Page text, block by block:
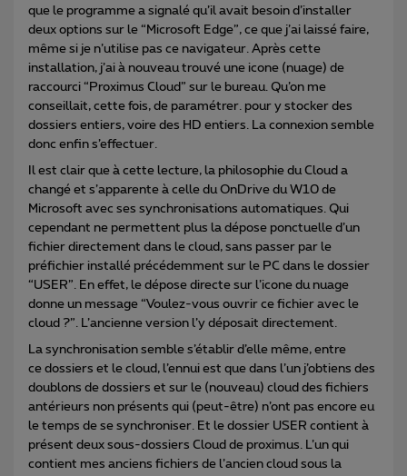
que le programme a signalé qu’il avait besoin d’installer
deux options sur le “Microsoft Edge”, ce que j’ai laissé faire,
même si je n’utilise pas ce navigateur. Après cette
installation, j’ai à nouveau trouvé une icone (nuage) de
raccourci “Proximus Cloud” sur le bureau. Qu’on me
conseillait, cette fois, de paramétrer. pour y stocker des
dossiers entiers, voire des HD entiers. La connexion semble
donc enfin s’effectuer.
Il est clair que à cette lecture, la philosophie du Cloud a
changé et s’apparente à celle du OnDrive du W10 de
Microsoft avec ses synchronisations automatiques. Qui
cependant ne permettent plus la dépose ponctuelle d’un
fichier directement dans le cloud, sans passer par le
préfichier installé précédemment sur le PC dans le dossier
“USER”. En effet, le dépose directe sur l’icone du nuage
donne un message “Voulez-vous ouvrir ce fichier avec le
cloud ?”. L’ancienne version l’y déposait directement.
La synchronisation semble s’établir d’elle même, entre
ce dossiers et le cloud, l’ennui est que dans l’un j’obtiens des
doublons de dossiers et sur le (nouveau) cloud des fichiers
antérieurs non présents qui (peut-être) n’ont pas encore eu
le temps de se synchroniser. Et le dossier USER contient à
présent deux sous-dossiers Cloud de proximus. L’un qui
contient mes anciens fichiers de l’ancien cloud sous la